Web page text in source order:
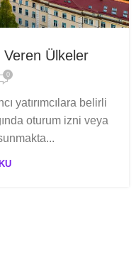
Ülkeler
0
yatırımcılara belirli
oturum izni veya